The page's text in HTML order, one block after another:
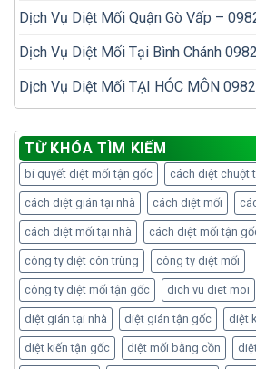
Dịch Vụ Diệt Mối Quận Gò Vấp –
Dịch Vụ Diệt Mối Tại Bình Chánh
Dịch Vụ Diệt Mối TẠI HÓC MÔN
TỪ KHÓA TÌM KIẾM
bí quyết diệt mối tận gốc cách diệt chuột
cách diệt gián tại nhà cách diệt mối
cách diệt mối tại nhà cách diệt mối tận
công ty diệt côn trùng công ty diệt mối
công ty diệt mối tận gốc dich vu diet moi
diệt gián tại nhà diệt gián tận gốc diệt
diệt kiến tận gốc diệt mối bằng cồn